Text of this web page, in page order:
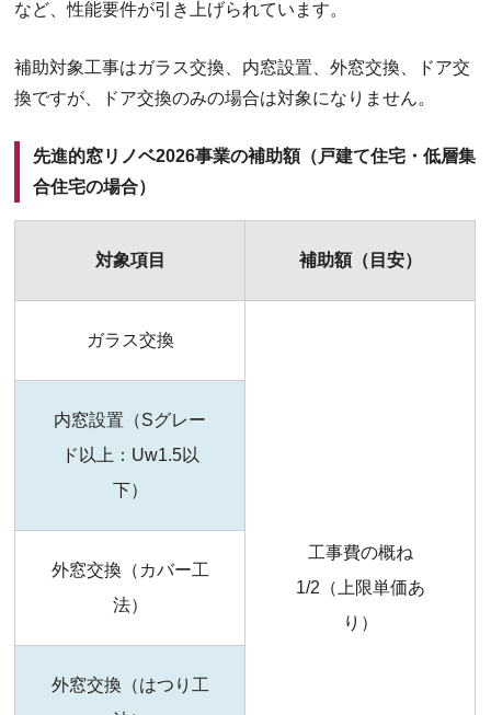
など、性能要件が引き上げられています。
補助対象工事はガラス交換、内窓設置、外窓交換、ドア交
換ですが、ドア交換のみの場合は対象になりません。
先進的窓リノベ2026事業の補助額（戸建て住宅・低層集
合住宅の場合）
対象項目 補助額（目安）
ガラス交換
工事費の概ね
1/2（上限単価あ
り）
内窓設置（Sグレー
ド以上：Uw1.5以
下）
外窓交換（カバー工
法）
外窓交換（はつり工